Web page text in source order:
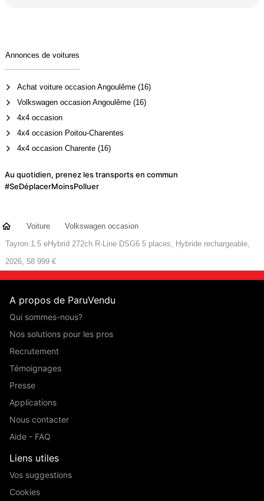
Annonces de voitures
Achat voiture occasion Angoulême (16)
Volkswagen occasion Angoulême (16)
4x4 occasion
4x4 occasion Poitou-Charentes
4x4 occasion Charente (16)
Au quotidien, prenez les transports en commun
#SeDéplacerMoinsPolluer
Voiture
Volkswagen occasion
Tayron 1.5 eHybrid 272ch R-Line DSG6 5 places, Hybride rechargeable,
2026, 58 999 €
A propos de ParuVendu
Qui sommes-nous?
Nos solutions pour les pros
Recrutement
Témoignages
Presse
Applications
Nous contacter
Aide - FAQ
Liens utiles
Vos suggestions
Cookies